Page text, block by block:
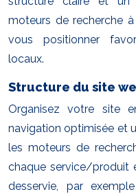
moteurs de recherche
vous positionner
locaux.
Structure du site
Organisez votre site
navigation optimisée et
les moteurs de
chaque service/produit
desservie, par